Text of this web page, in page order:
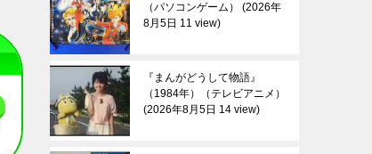
（パソコンゲーム）
2026年
8月5日 11 view
『まんがどうして物語』
（1984年）（テレビアニメ）
2026年8月5日 14 view